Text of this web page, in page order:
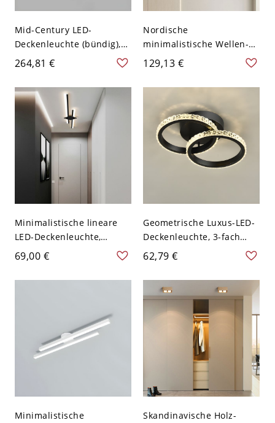
Mid-Century LED-
Deckenleuchte (bündig),
geometrische Leuchte aus
Massivholz - 110V-120V 2
Weißlicht
264,81 €
Nordische
minimalistische Wellen-
LED-Deckenleuchte, flache
Acrylleuchte fürs
Schlafzimmer - 110V-120V
40,64 cm Weißlicht
129,13 €
Minimalistische lineare
LED-Deckenleuchte,
geometrische
Aluminiumleuchte für
Flur, Schlafzimmer,
69,00 €
Geometrische Luxus-LED-
Deckenleuchte, 3-fach
farbverstellbar,
kristalltexturierte Leuchte
- Schwarz 110V-120V Ring
Dreistufiges Dimmen
62,79 €
Minimalistische
Skandinavische Holz-